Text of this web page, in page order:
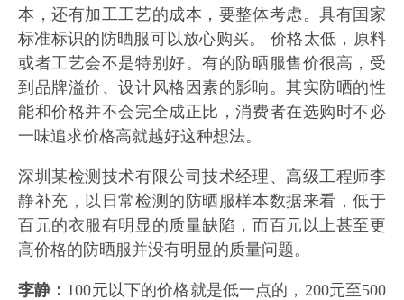
本，还有加工工艺的成本，要整体考虑。具有国家
标准标识的防晒服可以放心购买。 价格太低，原料
或者工艺会不是特别好。有的防晒服售价很高，受
到品牌溢价、设计风格因素的影响。其实防晒的性
能和价格并不会完全成正比，消费者在选购时不必
一味追求价格高就越好这种想法。
深圳某检测技术有限公司技术经理、高级工程师李
静补充，以日常检测的防晒服样本数据来看，低于
百元的衣服有明显的质量缺陷，而百元以上甚至更
高价格的防晒服并没有明显的质量问题。
李静： 100元以下的价格就是低一点的，200元至500